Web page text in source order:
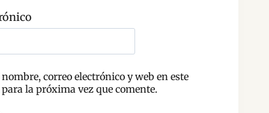
correo electrónico y web en este
la próxima vez que comente.